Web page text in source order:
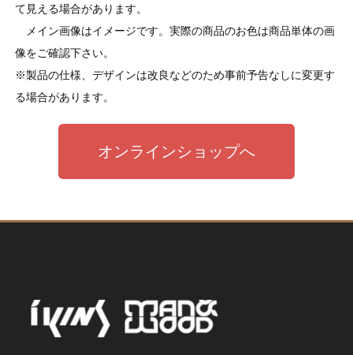
て見える場合があります。
メイン画像はイメージです。実際の商品のお色は商品単体の画
像をご確認下さい。
※製品の仕様、デザインは改良などのため事前予告なしに変更す
る場合があります。
オンラインショップへ